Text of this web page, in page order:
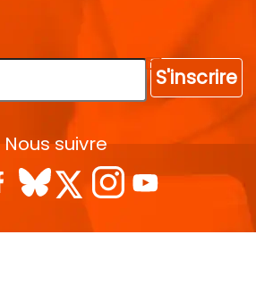
S'inscrire
Nous suivre